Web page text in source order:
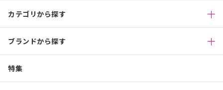
カテゴリから探す
ブランドから探す
特集